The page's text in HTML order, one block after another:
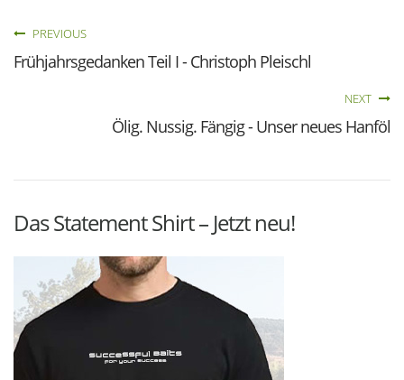
PREVIOUS
Frühjahrsgedanken Teil I - Christoph Pleischl
NEXT
Ölig. Nussig. Fängig - Unser neues Hanföl
Das Statement Shirt – Jetzt neu!